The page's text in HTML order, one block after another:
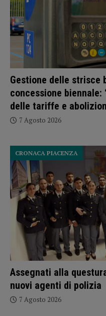
Gestione delle strisce
concessione
delle tariffe e
7 Agosto 2026
Assegnati alla
nuovi agenti di polizia
CRONACA PIACENZA
7 Agosto 2026